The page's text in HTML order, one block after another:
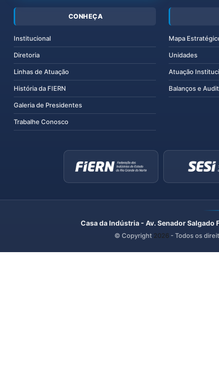
CONHEÇA
Institucional
Diretoria
Linhas de Atuação
História da FIERN
Galeria de Presidentes
Trabalhe Conosco
Mapa
Unidades
Atuação
Balanços e
Casa da Indústria - Av. Senador
© Copyright 2026 - Todos os